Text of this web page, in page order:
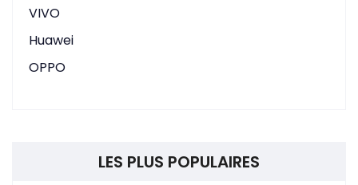
VIVO
Huawei
OPPO
LES PLUS POPULAIRES